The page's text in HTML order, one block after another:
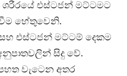
එස්ටජන් මට්ටමට
හේතුවෙනි.
එස්ටජන් මට්ටම් දෙකම
සිදු වේ.
වැටෙන අතර